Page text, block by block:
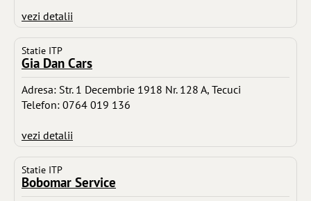
vezi detalii
Statie ITP
Gia Dan Cars
Adresa: Str. 1 Decembrie 1918 Nr. 128 A, Tecuci
Telefon: 0764 019 136
vezi detalii
Statie ITP
Bobomar Service